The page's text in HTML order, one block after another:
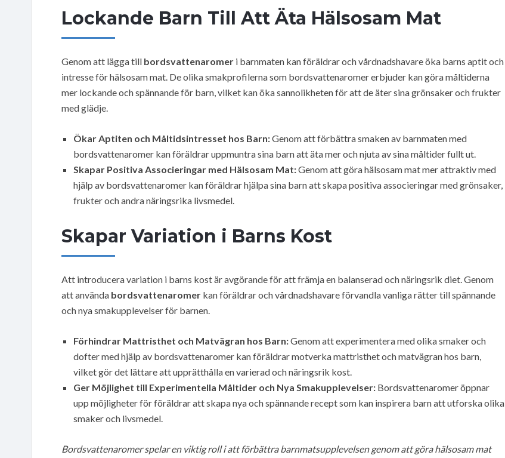
Lockande Barn Till Att Äta Hälsosam Mat
Genom att lägga till bordsvattenaromer i barnmaten kan föräldrar och vårdnadshavare öka barns aptit och
intresse för hälsosam mat. De olika smakprofilerna som bordsvattenaromer erbjuder kan göra måltiderna
mer lockande och spännande för barn, vilket kan öka sannolikheten för att de äter sina grönsaker och frukter
med glädje.
Ökar Aptiten och Måltidsintresset hos Barn:Genom att förbättra smaken av barnmaten med
bordsvattenaromer kan föräldrar uppmuntra sina barn att äta mer och njuta av sina måltider fullt ut.
Skapar Positiva Associeringar med Hälsosam Mat:Genom att göra hälsosam mat mer attraktiv med
hjälp av bordsvattenaromer kan föräldrar hjälpa sina barn att skapa positiva associeringar med grönsaker,
frukter och andra näringsrika livsmedel.
Skapar Variation i Barns Kost
Att introducera variation i barns kost är avgörande för att främja en balanserad och näringsrik diet. Genom
att använda bordsvattenaromer kan föräldrar och vårdnadshavare förvandla vanliga rätter till spännande
och nya smakupplevelser för barnen.
Förhindrar Mattristhet och Matvägran hos Barn:Genom att experimentera med olika smaker och
dofter med hjälp av bordsvattenaromer kan föräldrar motverka mattristhet och matvägran hos barn,
vilket gör det lättare att upprätthålla en varierad och näringsrik kost.
Ger Möjlighet till Experimentella Måltider och Nya Smakupplevelser: Bordsvattenaromer öppnar
upp möjligheter för föräldrar att skapa nya och spännande recept som kan inspirera barn att utforska olika
smaker och livsmedel.
Bordsvattenaromer spelar en viktig roll i att förbättra barnmatsupplevelsen genom att göra hälsosam mat